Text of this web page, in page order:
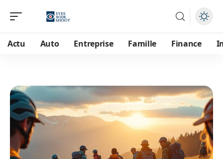
Actu Auto Entreprise Famille Finance